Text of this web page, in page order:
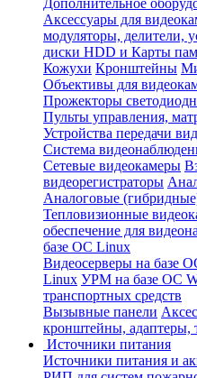
Дополнительное
Аксессуары для
модуляторы, делители,
диски HDD и Карты
Кожухи Кронштейны
Объективы для
Прожекторы
Пульты управления,
Устройства передачи
Система
Сетевые видеокамеры
видеорегистраторы
Аналоговые
Тепловизионные
обеспечение для
базе ОС Linux
Видеосерверы на базе
Linux УРМ на базе ОС
транспортных средств
Вызывные панели
кронштейны, адаптеры,
Источники питания
Источники питания и